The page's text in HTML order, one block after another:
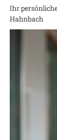
Ihr
Hahnbach